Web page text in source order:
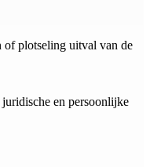
of plotseling uitval van de
en persoonlijke